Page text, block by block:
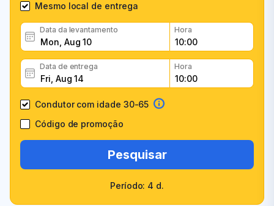
Mesmo local de entrega
Data da levantamento Hora
Data de entrega Hora
Condutor com idade 30-65
Código de promoção
Pesquisar
Período: 4 d.